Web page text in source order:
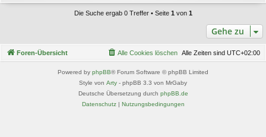
Die Suche ergab 0 Treffer • Seite 1 von 1
Gehe zu
Foren-Übersicht Alle Zeiten sind UTC+02:00
Alle Cookies löschen
Powered by phpBB® Forum Software © phpBB Limited
Style von Arty - phpBB 3.3 von MrGaby
Deutsche Übersetzung durch phpBB.de
Datenschutz| Nutzungsbedingungen